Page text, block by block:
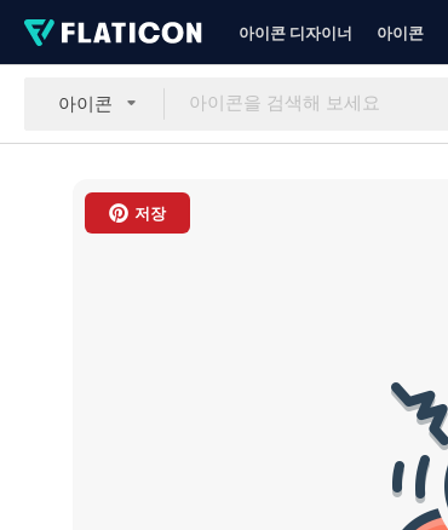
아이콘 디자이너 아이콘
아이콘
저장